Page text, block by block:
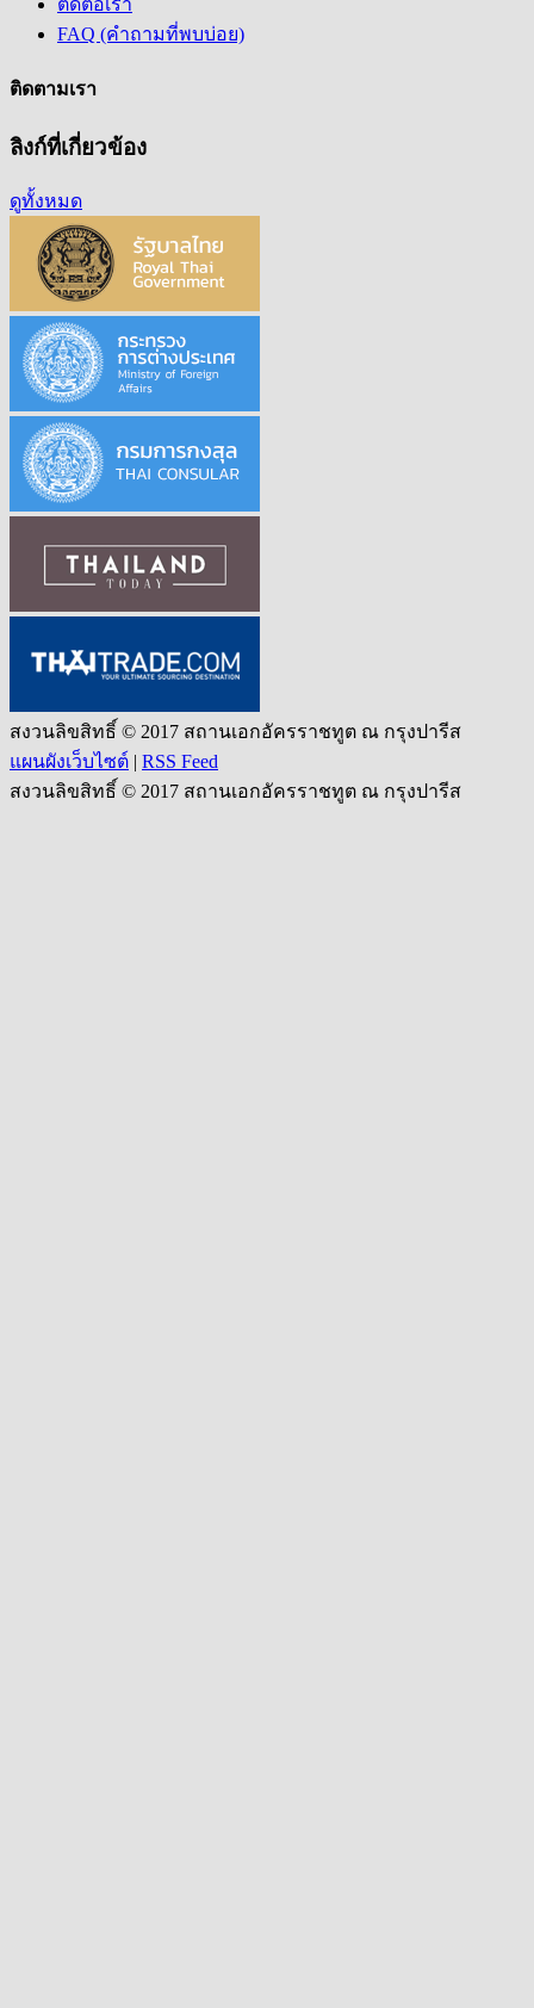
ติดต่อเรา
FAQ (คำถามที่พบบ่อย)
ติดตามเรา
ลิงก์ที่เกี่ยวข้อง
ดูทั้งหมด
สงวนลิขสิทธิ์ © 2017 สถานเอกอัครราชทูต ณ กรุงปารีส
แผนผังเว็บไซต์ | RSS Feed
สงวนลิขสิทธิ์ © 2017 สถานเอกอัครราชทูต ณ กรุงปารีส